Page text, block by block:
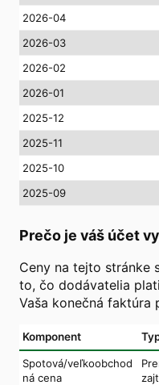
2026-04
2026-03
2026-02
2026-01
2025-12
2025-11
2025-10
2025-09
Prečo je váš účet
Ceny na tejto stránke
to, čo dodávatelia
Vaša konečná faktúra
Komponent
Spotová/veľkoobchod
ná cena